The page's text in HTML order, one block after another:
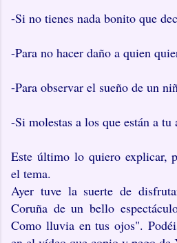
-Si no tienes nada bonito que
-Para no hacer daño a quien
-Para observar el sueño de un
-Si molestas a los que están a tu
Este último lo quiero explicar,
el tema.
Ayer tuve la suerte de
Coruña de un bello
Como lluvia en tus ojos".